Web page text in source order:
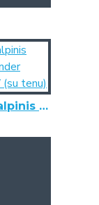
Plokštelinis entalpinis rekuperatorius Zehnder ComfoAir 375 ERV (su tenu)